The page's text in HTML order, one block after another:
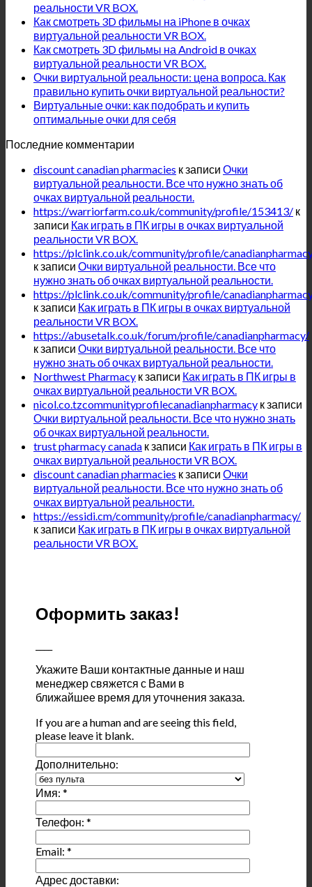
реальности VR BOX.
Как смотреть 3D фильмы на iPhone в очках
виртуальной реальности VR BOX.
Как смотреть 3D фильмы на Android в очках
виртуальной реальности VR BOX.
Очки виртуальной реальности: цена вопроса. Как
правильно купить очки виртуальной реальности?
Виртуальные очки: как подобрать и купить
оптимальные очки для себя
Последние комментарии
discount canadian pharmacies к записи Очки
виртуальной реальности. Все что нужно знать об
очках виртуальной реальности.
https://warriorfarm.co.uk/community/profile/153413/ к
записи Как играть в ПК игры в очках виртуальной
реальности VR BOX.
https://plclink.co.uk/community/profile/
к записи Очки виртуальной реальности. Все что
нужно знать об очках виртуальной реальности.
https://plclink.co.uk/community/profile/
к записи Как играть в ПК игры в очках виртуальной
реальности VR BOX.
https://abusetalk.co.uk/forum/profile/canadianpharmacy/
к записи Очки виртуальной реальности. Все что
нужно знать об очках виртуальной реальности.
Northwest Pharmacy к записи Как играть в ПК игры в
очках виртуальной реальности VR BOX.
nicol.co.tzcommunityprofilecanadianpharmacy к записи
Очки виртуальной реальности. Все что нужно знать
об очках виртуальной реальности.
trust pharmacy canada к записи Как играть в ПК игры в
очках виртуальной реальности VR BOX.
discount canadian pharmacies к записи Очки
виртуальной реальности. Все что нужно знать об
очках виртуальной реальности.
https://essidi.cm/community/profile/canadianpharmacy/
к записи Как играть в ПК игры в очках виртуальной
реальности VR BOX.
Оформить заказ!
Укажите Ваши контактные данные и наш
менеджер свяжется с Вами в
ближайшее время для уточнения заказа.
If you are a human and are seeing this field,
please leave it blank.
Дополнительно:
Имя:*
Телефон:*
Email:*
Адрес доставки: